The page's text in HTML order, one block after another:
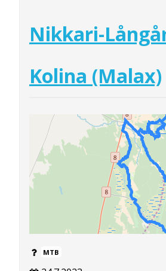
Nikkari-
Kolina (Malax)
MTB